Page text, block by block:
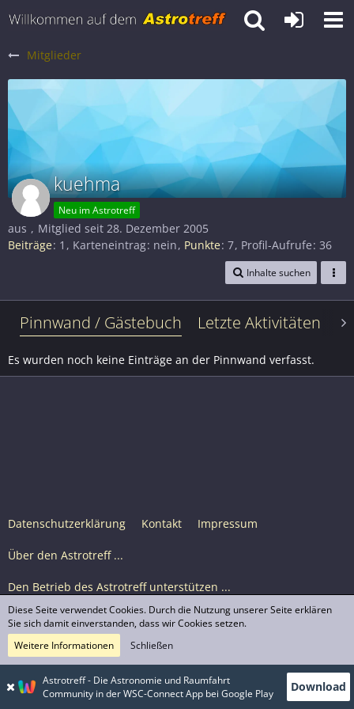
Mitglieder
kuehma
Neu im Astrotreff
aus
Mitglied seit 28. Dezember 2005
Beiträge 1 Karteneintrag nein Punkte 7 Profil-Aufrufe 36
Inhalte suchen
Pinnwand / Gästebuch Letzte Aktivitäten
Es wurden noch keine Einträge an der Pinnwand verfasst.
Datenschutzerklärung Kontakt Impressum
Über den Astrotreff ...
Den Betrieb des Astrotreff unterstützen ...
Nutzungsbedingungen
© Astrotreff 2001-2026, lizenziert unter CC BY-SA,
sofern für einzelne Inhalte nicht anders angegeben
Astrotreff - Die Astronomie und Raumfahrt
Community in der WSC-Connect App bei Google Play
Download
Diese Seite verwendet Cookies. Durch die Nutzung unserer Seite erklären
Sie sich damit einverstanden, dass wir Cookies setzen.
Weitere Informationen
Schließen